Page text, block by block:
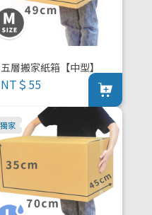
五層搬家紙箱【中型】
NT＄55